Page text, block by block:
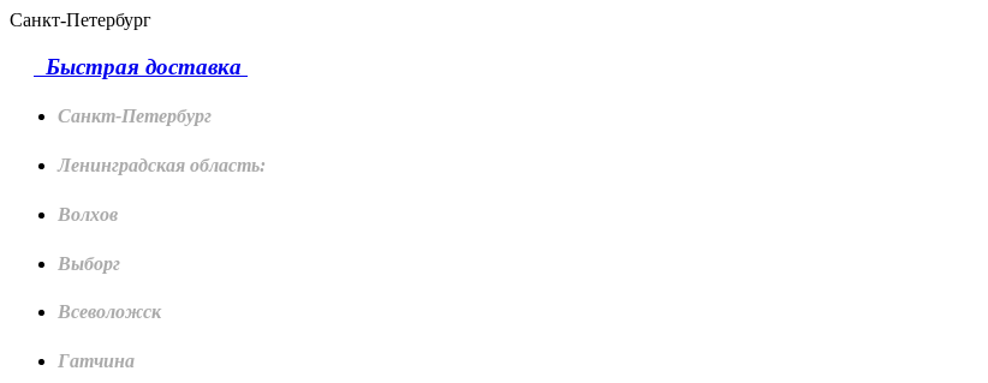
Санкт-Петербург
Быстрая доставка
Санкт-Петербург
Ленинградская область:
Волхов
Выборг
Всеволожск
Гатчина